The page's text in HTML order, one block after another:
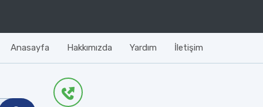
Anasayfa Hakkımızda Yardım İletişim